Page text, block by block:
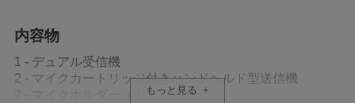
内容物
1 - デュアル受信機
2 - マイクカートリッジ付きハンドヘルド型送信機
2 - マイクホルダー（WA371）
もっと見る